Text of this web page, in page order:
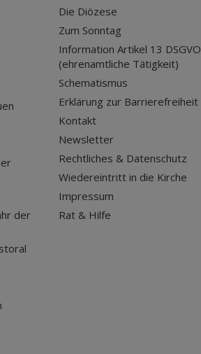
der
Die Diözese
Zum Sonntag
Information Artikel 13 DSGVO
(ehrenamtliche Tätigkeit)
Schematismus
Erklärung zur Barrierefreiheit
Kontakt
Newsletter
Rechtliches & Datenschutz
Wiedereintritt in die Kirche
Impressum
Rat & Hilfe